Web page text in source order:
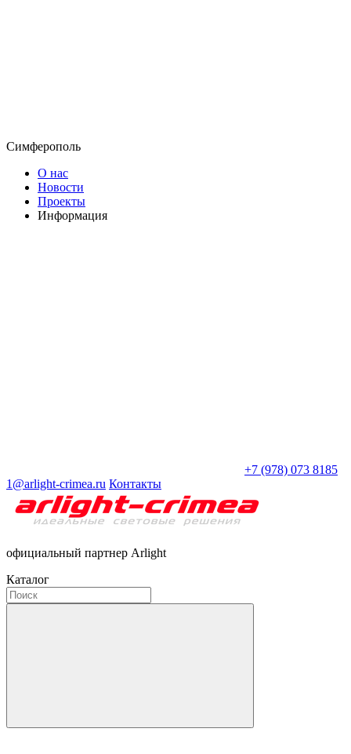
Симферополь
О нас
Новости
Проекты
Информация
+7 (978) 073 8185
1@arlight-crimea.ru Контакты
официальный партнер Arlight
Каталог